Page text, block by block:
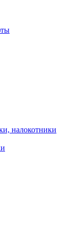
налокотники